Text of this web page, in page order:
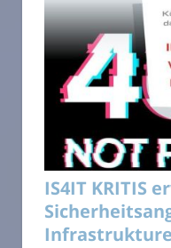
IS4IT KRITIS